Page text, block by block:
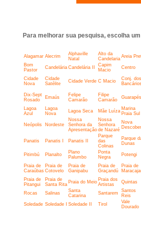
Para melhorar sua pesquisa, escolha
Alagamar Alecrim
Alphaville
Natal
Alto da
Candelaria Areia
Bom
Pastor
Candelária Candelária II
Capim
Macio
Centro
Cidade
Nova
Cidade
Satélite
Cidade Verde C Macio
Conj. dos
Dix-Sept
Rosado
Emaús
Felipe
Camarão
Filipe
Camarão
Guarapés
Lagoa
Azul
Lagoa
Nova
Lagoa Seca Mãe Luíza Marina
Praia Sul
Neópolis Nordeste
Nossa
Senhora da
Apresentação
Nossa
Senhora
de Nazaré
Nova
Panatis Panatis I Panatis II
Parque
das
Colinas
Parque
Dunas
Pitimbú Planalto
Plano
Palumbo
Ponta
Negra
Potengi
Praia de
Caraúbas
Praia de
Cotovelo
Praia de
Ganipabu
Praia de
Graçandú
Praia de
Praia de
Pitangui
Praia de
Santa Rita Praia do Meio Praia dos
Artistas
Quintas
Rocas Salinas
Santa
Catarina
Santarem
Santos
Reis
Soledade Soledade I Soledade II Tirol
Vale
Dourado